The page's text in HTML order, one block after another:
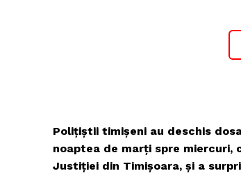
Poliţiştii timişeni au deschis
noaptea de marţi spre miercuri,
Justiţiei din Timişoara, şi a